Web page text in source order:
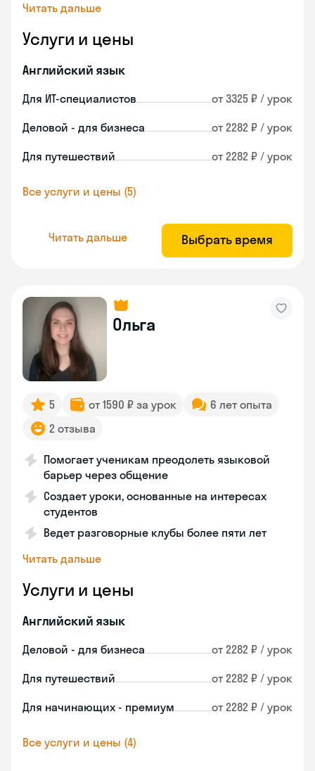
Читать дальше
Услуги и цены
Английский язык
Для ИТ-специалистов от 3325 ₽ / урок
Деловой - для бизнеса от 2282 ₽ / урок
Для путешествий от 2282 ₽ / урок
Все услуги и цены (5)
Читать дальше Выбрать время
Ольга
5 от 1590 ₽ за урок
6 лет опыта
2 отзыва
Помогает ученикам преодолеть языковой
барьер через общение
Создает уроки, основанные на интересах
студентов
Ведет разговорные клубы более пяти лет
Читать дальше
Услуги и цены
Английский язык
Деловой - для бизнеса от 2282 ₽ / урок
Для путешествий от 2282 ₽ / урок
Для начинающих - премиум от 2282 ₽ / урок
Все услуги и цены (4)